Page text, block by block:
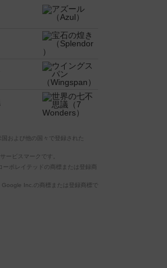
および他の国々で登録された
ービスマークです。
ポレイテッドの商標または登録商
Inc.の商標または登録商標で